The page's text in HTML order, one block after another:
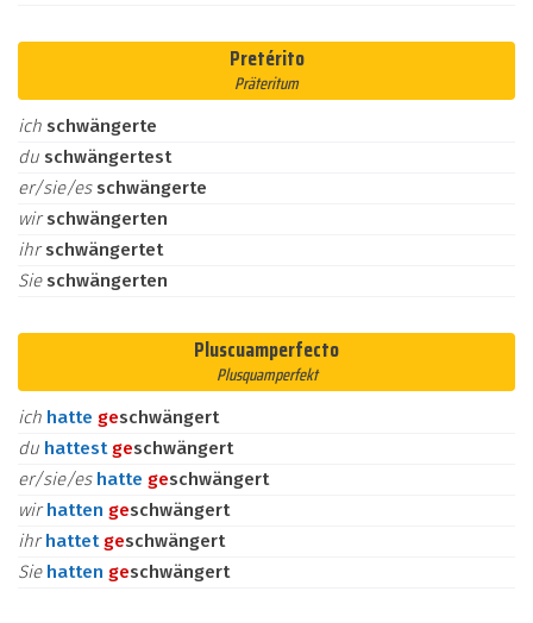
Pretérito
Präteritum
ich schwängerte
du schwängertest
er/sie/es schwängerte
wirschwängerten
ihrschwängertet
Sie schwängerten
Pluscuamperfecto
Plusquamperfekt
ich hatte geschwängert
du hattest geschwängert
er/sie/es hatte geschwängert
wirhatten geschwängert
ihrhattet geschwängert
Sie hatten geschwängert